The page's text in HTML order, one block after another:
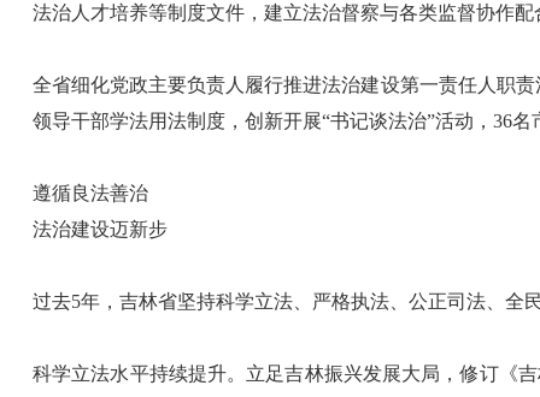
法治人才培养等制度文件，建立法治督察与各类监督协作
全省细化党政主要负责人履行推进法治建设第一责任人职
领导干部学法用法制度，创新开展“书记谈法治”活动，36
遵循良法善治
法治建设迈新步
过去5年，吉林省坚持科学立法、严格执法、公正司法、
科学立法水平持续提升。立足吉林振兴发展大局，修订《